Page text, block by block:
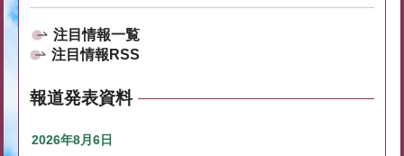
注目情報一覧
注目情報RSS
報道発表資料
2026年8月6日